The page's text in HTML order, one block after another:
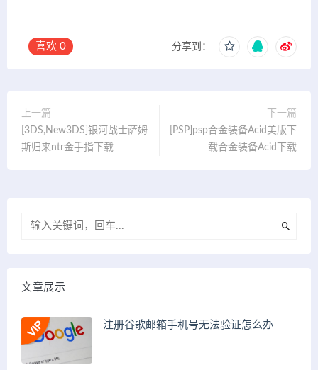
喜欢 0 分享到：
上一篇
[3DS,New3DS]银河战士萨姆
斯归来ntr金手指下载
下一篇
[PSP]psp合金装备Acid美版下
载合金装备Acid下载
文章展示
注册谷歌邮箱手机号无法验证怎么办